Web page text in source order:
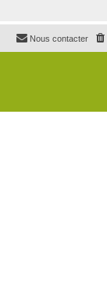
Nous contacter